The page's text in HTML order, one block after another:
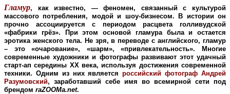
Гламур, как известно, — феномен, связанный с культурой
массового потребления, модой и шоу-бизнесом. В истории он
прочно ассоциируется с периодом расцвета голливудской
«фабрики грёз». При этом основой гламура была и остается
эротика женского тела. Не зря, в переводе с английского, гламур
– это «очарование», «шарм», «привлекательность». Многие
современные художники и фотографы развивают этот удачный
старт-ап середины XX века, используя достижения современной
техники. Одним из них являетсяроссийский фотограф Андрей
Разумовский, заработавший себе имя во всемирной сети под
брендом raZOOMa.net.